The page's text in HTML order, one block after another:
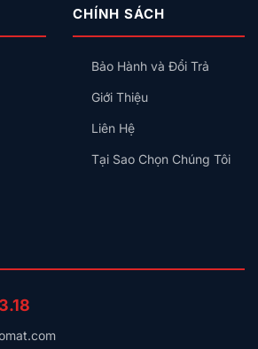
CHÍNH SÁCH
Bảo Hành và Đổi Trả
Giới Thiệu
Liên Hệ
Tại Sao Chọn Chúng Tôi